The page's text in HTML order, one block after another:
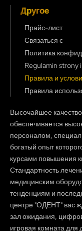
Другое
Прайс-лист
Связаться с
Политика
Regulamin strony
Правила и
Правила
Высочайшее
обеспечивается
персоналом,
богатый опыт
курсами повышения
Стандартность
медицинским
тенденциям и
центре "ОДЕНТ" вас
зал ожидания,
игровая комната для